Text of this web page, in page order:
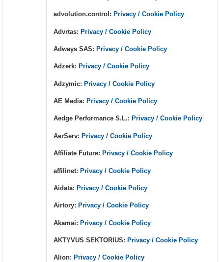
advolution.control: Privacy / Cookie Policy
Advrtas:Privacy / Cookie Policy
Adways SAS: Privacy / Cookie Policy
Adzerk: Privacy / Cookie Policy
Adzymic:Privacy / Cookie Policy
AE Media: Privacy / Cookie Policy
Aedge Performance S.L.: Privacy / Cookie Policy
AerServ: Privacy / Cookie Policy
Affiliate Future: Privacy / Cookie Policy
affilinet:Privacy / Cookie Policy
Aidata: Privacy / Cookie Policy
Airtory: Privacy / Cookie Policy
Akamai:Privacy / Cookie Policy
AKTYVUS SEKTORIUS: Privacy / Cookie Policy
Alion: Privacy / Cookie Policy